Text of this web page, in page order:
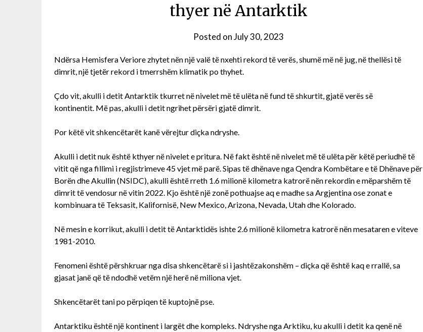
thyer në Antarktik
Posted onJuly 30, 2023
Ndërsa Hemisfera Veriore zhytet nën një valë të nxehti rekord të verës, shumë më në jug, në thellësi të
dimrit, një tjetër rekord i tmerrshëm klimatik po thyhet.
Çdo vit, akulli i detit Antarktik tkurret në nivelet më të ulëta në fund të shkurtit, gjatë verës së
kontinentit. Më pas, akulli i detit ngrihet përsëri gjatë dimrit.
Por këtë vit shkencëtarët kanë vërejtur diçka ndryshe.
Akulli i detit nuk është kthyer në nivelet e pritura. Në fakt është në nivelet më të ulëta për këtë periudhë të
vitit që nga fillimi i regjistrimeve 45 vjet më parë. Sipas të dhënave nga Qendra Kombëtare e të Dhënave për
Borën dhe Akullin (NSIDC), akulli është rreth 1.6 milionë kilometra katrorë nën rekordin e mëparshëm të
dimrit të vendosur në vitin 2022. Kjo është një zonë pothuajse aq e madhe sa Argjentina ose zonat e
kombinuara të Teksasit, Kalifornisë, New Mexico, Arizona, Nevada, Utah dhe Kolorado.
Në mesin e korrikut, akulli i detit të Antarktidës ishte 2.6 milionë kilometra katrorë nën mesataren e viteve
1981-2010.
Fenomeni është përshkruar nga disa shkencëtarë si i jashtëzakonshëm – diçka që është kaq e rrallë, sa
gjasat janë që të ndodhë vetëm një herë në miliona vjet.
Shkencëtarët tani po përpiqen të kuptojnë pse.
Antarktiku është një kontinent i largët dhe kompleks. Ndryshe nga Arktiku, ku akulli i detit ka qenë në